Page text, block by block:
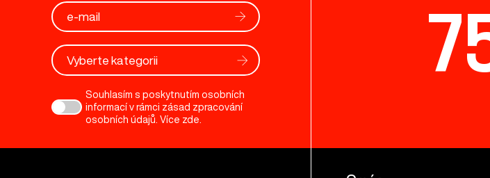
Vyberte kategorii
Souhlasím s poskytnutím osobních
informací v rámci zásad zpracování
osobních údajů. Více zde